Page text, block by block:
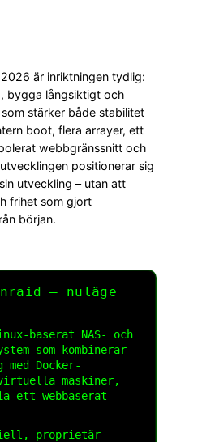
är inriktningen tydlig:
bygga långsiktigt och
stärker både stabilitet
boot, flera arrayer, ett
webbgränssnitt och
positionerar sig
utveckling – utan att
frihet som gjort
början.
– nuläge
baserat NAS- och
som kombinerar
Docker-
maskiner,
ett webbaserat
proprietär